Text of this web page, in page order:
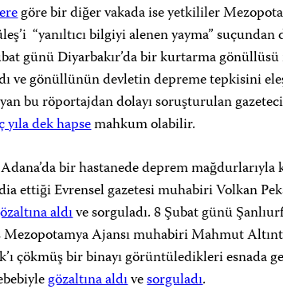
göre bir diğer vakada ise yetkililer
“yanıltıcı bilgiyi alenen yayma”
günü Diyarbakır’da bir kurtarma
ve gönüllünün devletin depreme tepkisini
bu röportajdan dolayı soruşturulan
yıla dek hapsemahkum olabilir.
Adana’da bir hastanede deprem
ettiği Evrensel gazetesi muhabiri Volkan
aldıve sorguladı. 8 Şubat günü
Mezopotamya Ajansı muhabiri Mahmut
çökmüş bir binayı görüntüledikleri esnada
gözaltına aldıvesorguladı.